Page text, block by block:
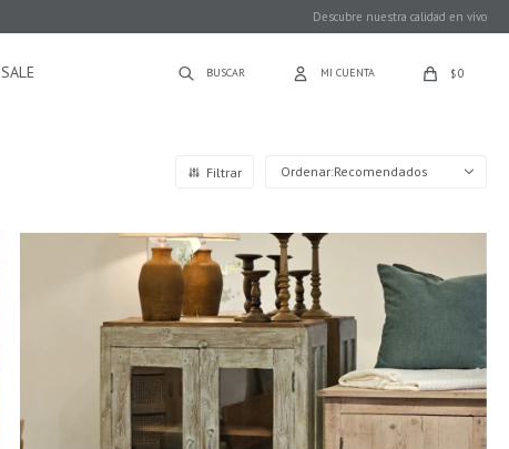
SALE $0
Descubre nuestra calidad en vivo
Recomendados